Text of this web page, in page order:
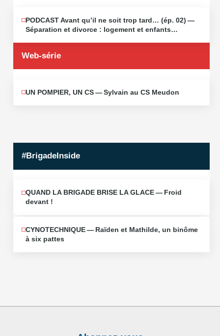
MAI
13
2026
PODCAST Avant qu’il ne soit trop tard… (ép. 02) —
Séparation et divorce : logement et enfants…
Web-série
MAI
UN POMPIER, UN CS — Sylvain au CS Meudon
#BrigadeInside
QUAND LA BRIGADE BRISE LA GLACE — Froid
devant !
CYNOTECHNIQUE — Raïden et Mathilde, un binôme
à six pattes